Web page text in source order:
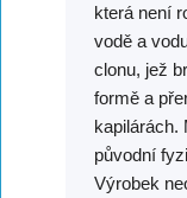
která není
vodě a
clonu, jež
formě a
kapilárách.
původní
Výrobek